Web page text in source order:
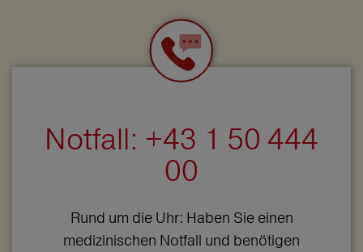
Notfall: +43 1 50 444
00
Rund um die Uhr: Haben Sie einen
medizinischen Notfall und benötigen